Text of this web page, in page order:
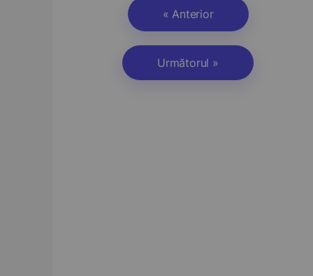
« Anterior
Următorul »